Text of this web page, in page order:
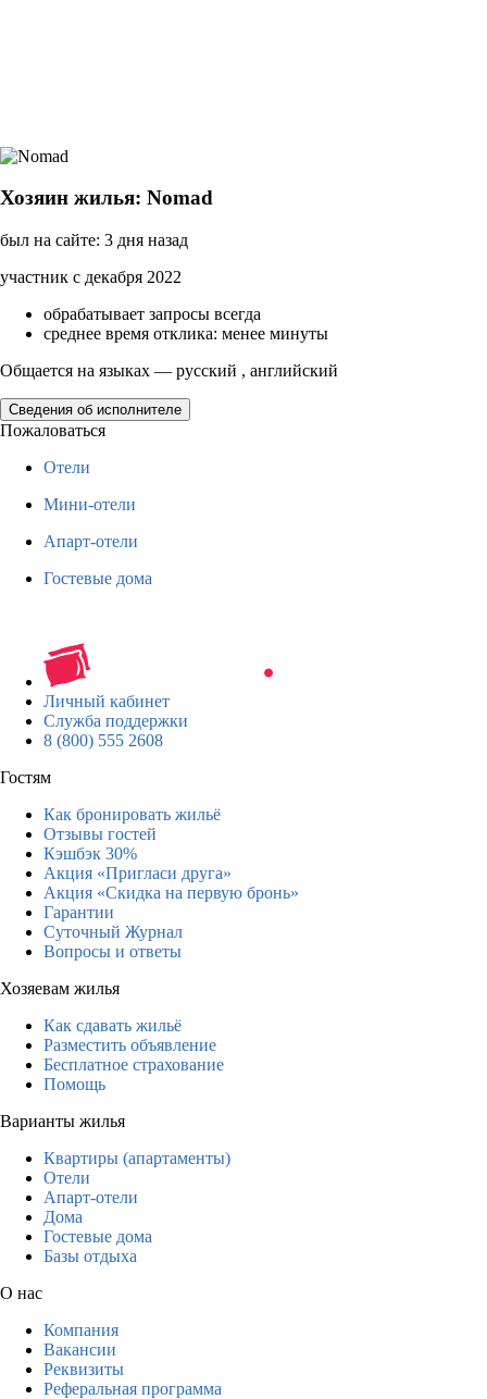
Хозяин жилья: Nomad
был на сайте: 3 дня назад
участник с декабря 2022
обрабатывает запросы всегда
среднее время отклика: менее минуты
Общается на языках — русский , английский
Сведения об исполнителе
Пожаловаться
Отели
Мини-отели
Апарт-отели
Гостевые дома
Личный кабинет
Служба поддержки
8 (800) 555 2608
Гостям
Как бронировать жильё
Отзывы гостей
Кэшбэк 30%
Акция «Пригласи друга»
Акция «Скидка на первую бронь»
Гарантии
Суточный Журнал
Вопросы и ответы
Хозяевам жилья
Как сдавать жильё
Разместить объявление
Бесплатное страхование
Помощь
Варианты жилья
Квартиры (апартаменты)
Отели
Апарт-отели
Дома
Гостевые дома
Базы отдыха
О нас
Компания
Вакансии
Реквизиты
Реферальная программа